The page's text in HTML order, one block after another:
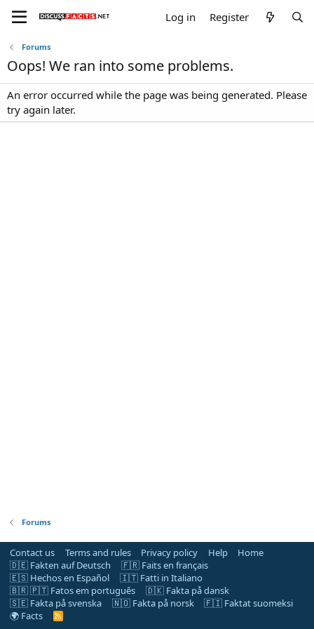
Log in Register
Forums
Oops! We ran into some problems.
An error occurred while the page was being generated. Please
try again later.
Forums
Contact us Terms and rules Privacy policy Help
Home
🇩🇪 Fakten auf Deutsch
🇫🇷 Faits en français
🇪🇸 Hechos en Español
🇮🇹 Fatti in Italiano
🇧🇷 🇵🇹 Fatos em português
🇩🇰 Fakta på dansk
🇸🇪 Fakta på svenska
🇳🇴 Fakta på norsk
🇫🇮 Faktat suomeksi
🌍 Facts
R